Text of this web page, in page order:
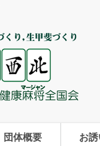
団体概要 お